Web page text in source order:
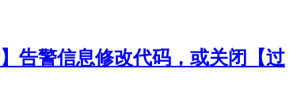
告警信息修改代码，或关闭【过